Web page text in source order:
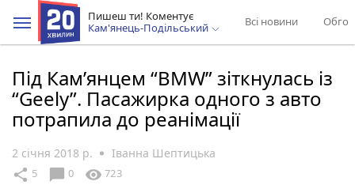
Пишеш ти! Коментує
Кам'янець-Подільський
Всі новини
Під Кам’янцем “BMW” зіткнулась із
“Geely”. Пасажирка одного з авто
потрапила до реанімації
2 січня 2018 р. Іванна Шептицька
share 5 chat_bubble 0 visibility 723